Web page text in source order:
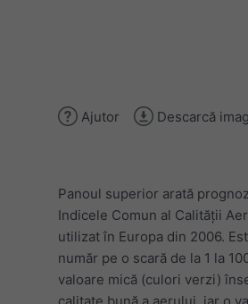
Ajutor Descarcă
Panoul superior arată
Indicele Comun al Calității
utilizat în Europa din 2006.
număr pe o scară de la 1 la
valoare mică (culori verzi)